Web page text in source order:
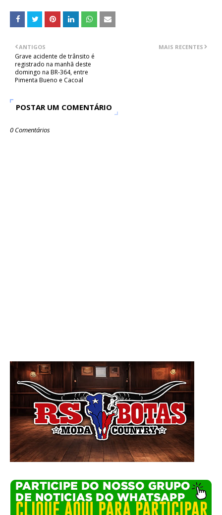
MAIS RECENTES
ANTIGOS
Grave acidente de trânsito é
registrado na manhã deste
domingo na BR-364, entre
Pimenta Bueno e Cacoal
POSTAR UM COMENTÁRIO
0 Comentários